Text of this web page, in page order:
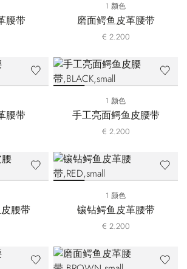
腰带
1 颜色
磨面鳄鱼皮革腰带
€ 2.200
腰带
1 颜色
手工亮面鳄鱼皮腰带
€ 2.200
腰带
1 颜色
镶钻鳄鱼皮革腰带
€ 2.200